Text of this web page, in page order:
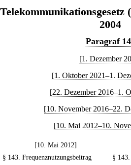
2004
Paragraf
[1. Dezember
[1. Oktober 2021–1.
[22. Dezember 2016–1.
[10. November 2016–22.
[10. Mai 2012–10.
[10. Mai 2012]
§ 143. Frequenznutzungsbeitrag
§